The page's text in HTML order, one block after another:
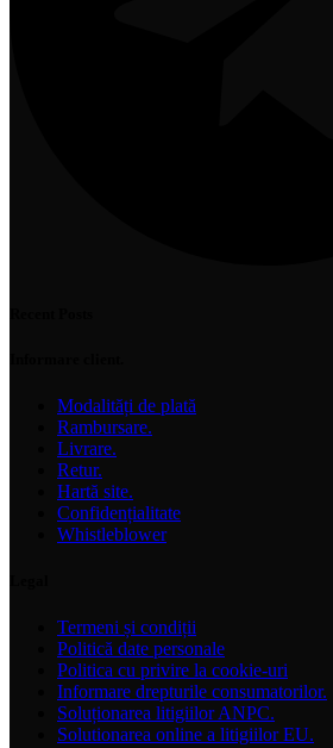
Modalități de plată
Rambursare.
Livrare.
Retur.
Hartă site.
Confidențialitate
Whistleblower
Termeni și condiții
Politică date personale
Politica cu privire la cookie-uri
Informare drepturile consumatorilor.
Soluționarea litigiilor ANPC.
Solutionarea online a litigiilor EU.